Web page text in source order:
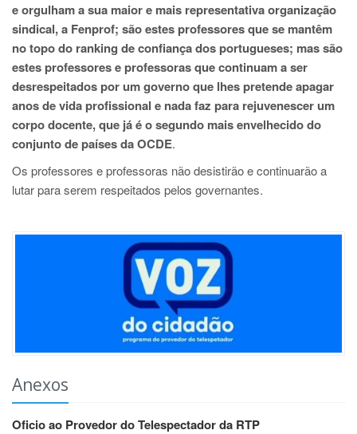
e orgulham a sua maior e mais representativa organização
sindical, a Fenprof; são estes professores que se mantêm
no topo do ranking de confiança dos portugueses; mas são
estes professores e professoras que continuam a ser
desrespeitados por um governo que lhes pretende apagar
anos de vida profissional e nada faz para rejuvenescer um
corpo docente, que já é o segundo mais envelhecido do
conjunto de países da OCDE.
Os professores e professoras não desistirão e continuarão a
lutar para serem respeitados pelos governantes.
Anexos
Oficio ao Provedor do Telespectador da RTP